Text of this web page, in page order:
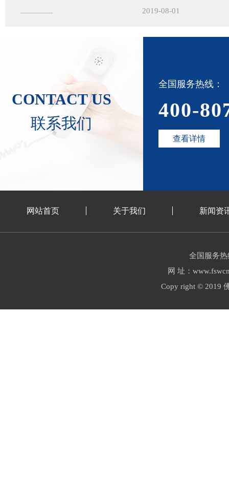
2019-08-01
CONTACT US
联系我们
全国服务热线：
400-
查看详情
网站首页 关于我们 新闻资
全国服务热
网 址：
Copy right © 2019